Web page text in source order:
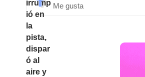
Me gusta